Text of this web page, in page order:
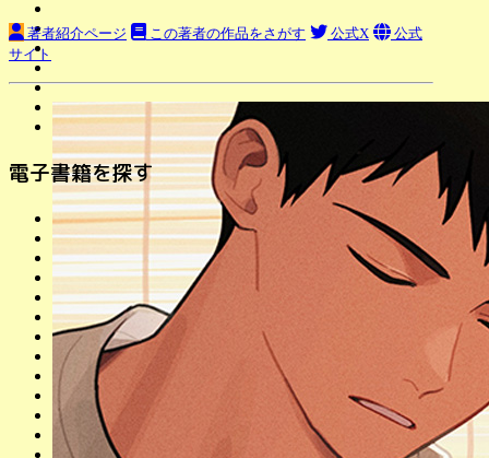
電子書籍を探す
著者紹介ページ この著者の作品をさがす 公式X
公式
サイト